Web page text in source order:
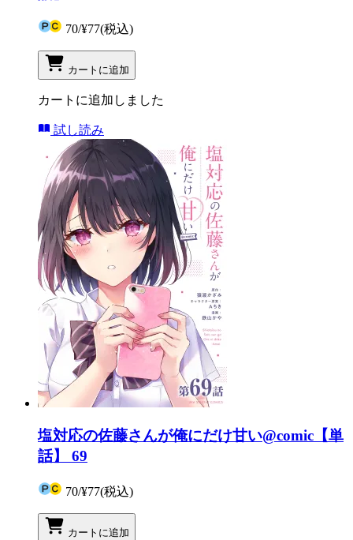
70/¥77(税込)
カートに追加
カートに追加しました
試し読み
塩対応の佐藤さんが俺にだけ甘い@comic【単
話】 69
70/¥77(税込)
カートに追加